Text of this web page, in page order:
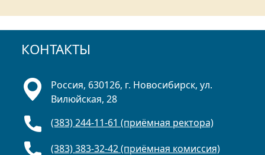
КОНТАКТЫ
Россия, 630126, г. Новосибирск, ул.
Вилюйская, 28
(383) 244-11-61 (приёмная ректора)
(383) 383-32-42 (приёмная комиссия)